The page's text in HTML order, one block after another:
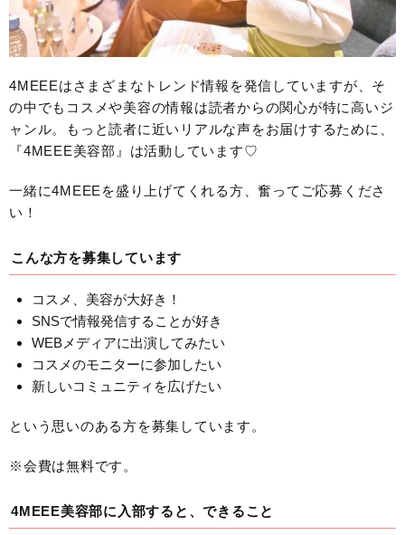
4MEEEはさまざまなトレンド情報を発信していますが、そ
の中でもコスメや美容の情報は読者からの関心が特に高いジ
ャンル。もっと読者に近いリアルな声をお届けするために、
『4MEEE美容部』は活動しています♡
一緒に4MEEEを盛り上げてくれる方、奮ってご応募くださ
い！
こんな方を募集しています
コスメ、美容が大好き！
SNSで情報発信することが好き
WEBメディアに出演してみたい
コスメのモニターに参加したい
新しいコミュニティを広げたい
という思いのある方を募集しています。
※会費は無料です。
4MEEE美容部に入部すると、できること